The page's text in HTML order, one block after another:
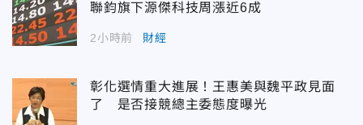
聯鈞旗下源傑科技周漲近6成
2小時前 財經
彰化選情重大進展！王惠美與魏平政見面
了 是否接競總主委態度曝光